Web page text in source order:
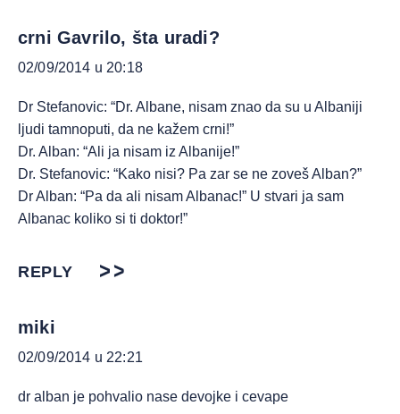
crni Gavrilo, šta uradi?
02/09/2014 u 20:18
Dr Stefanovic: “Dr. Albane, nisam znao da su u Albaniji
ljudi tamnoputi, da ne kažem crni!”
Dr. Alban: “Ali ja nisam iz Albanije!”
Dr. Stefanovic: “Kako nisi? Pa zar se ne zoveš Alban?”
Dr Alban: “Pa da ali nisam Albanac!” U stvari ja sam
Albanac koliko si ti doktor!”
REPLY
miki
02/09/2014 u 22:21
dr alban je pohvalio nase devojke i cevape